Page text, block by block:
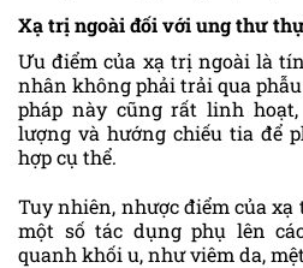
Xạ trị ngoài đối với ung thư
Ưu điểm của xạ trị ngoài là
nhân không phải trải qua
pháp này cũng rất linh
lượng và hướng chiếu tia để
hợp cụ thể.
Tuy nhiên, nhược điểm của xạ
một số tác dụng phụ lên
quanh khối u, như viêm da,